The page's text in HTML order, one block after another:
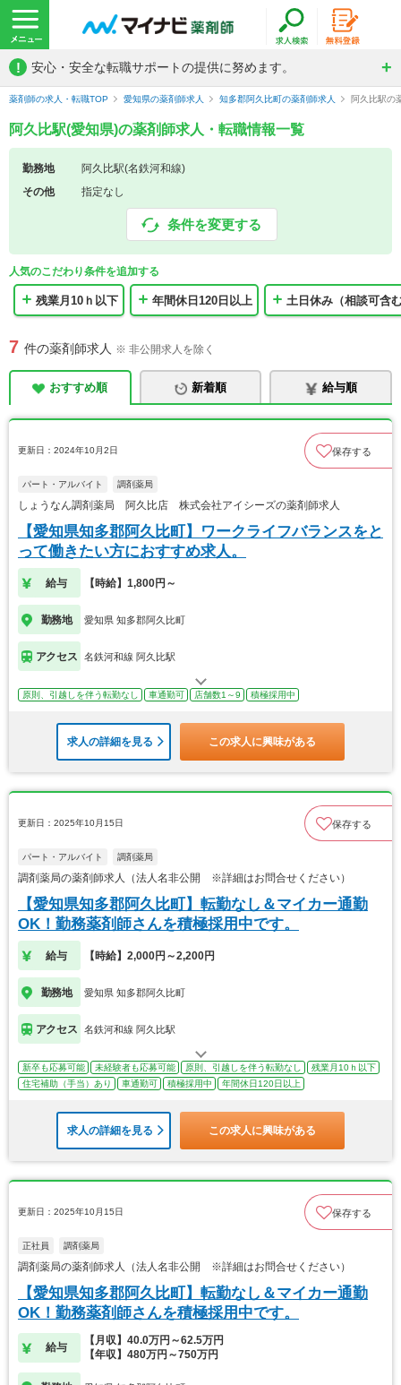
! 安心・安全な転職サポートの提供に努めます。
薬剤師の求人・転職TOP 愛知県の薬剤師求人 知多郡阿久比町の薬剤師求人 阿久比駅の
阿久比駅(愛知県)の薬剤師求人・転職情報一覧
勤務地
阿久比駅(名鉄河和線)
その他
指定なし
条件を変更する
人気のこだわり条件を追加する
残業月10ｈ以下 年間休日120日以上 土日休み（相談可含
7 件の薬剤師求人 ※ 非公開求人を除く
おすすめ順 新着順 給与順
更新日：2024年10月2日 保存する
パート・アルバイト 調剤薬局
しょうなん調剤薬局 阿久比店 株式会社アイシーズの薬剤師求人
【愛知県知多郡阿久比町】ワークライフバランスをと
って働きたい方におすすめ求人。
給与 【時給】1,800円～
勤務地 愛知県 知多郡阿久比町
アクセス 名鉄河和線 阿久比駅
原則、引越しを伴う転勤なし 車通勤可 店舗数1～9 積極採用中
求人の詳細を見る この求人に興味がある
更新日：2025年10月15日 保存する
パート・アルバイト 調剤薬局
調剤薬局の薬剤師求人（法人名非公開 ※詳細はお問合せください）
【愛知県知多郡阿久比町】転勤なし＆マイカー通勤
OK！勤務薬剤師さんを積極採用中です。
給与 【時給】2,000円～2,200円
勤務地 愛知県 知多郡阿久比町
アクセス 名鉄河和線 阿久比駅
新卒も応募可能 未経験者も応募可能 原則、引越しを伴う転勤なし
残業月10ｈ以下
住宅補助（手当）あり
車通勤可 積極採用中 年間休日120日以上
求人の詳細を見る この求人に興味がある
更新日：2025年10月15日 保存する
正社員 調剤薬局
調剤薬局の薬剤師求人（法人名非公開 ※詳細はお問合せください）
【愛知県知多郡阿久比町】転勤なし＆マイカー通勤
OK！勤務薬剤師さんを積極採用中です。
給与
【月収】40.0万円～62.5万円
【年収】480万円～750万円